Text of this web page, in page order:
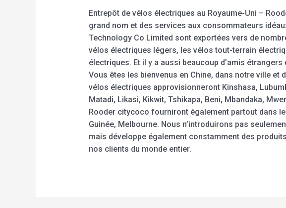
Entrepôt de vélos électriques au Royaume-Uni –
grand nom et des services aux consommateurs
Technology Co Limited sont exportées vers de
vélos électriques légers, les vélos tout-terrain
électriques. Et il y a aussi beaucoup d’amis
Vous êtes les bienvenus en Chine, dans notre ville
vélos électriques approvisionneront Kinshasa,
Matadi, Likasi, Kikwit, Tshikapa, Beni, Mbandaka,
Rooder citycoco fourniront également partout dans le
Guinée, Melbourne. Nous n’introduirons pas
mais développe également constamment des
nos clients du monde entier.